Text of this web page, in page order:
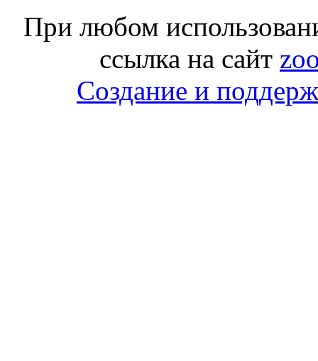
При любом
ссылка на сайт
Создание и